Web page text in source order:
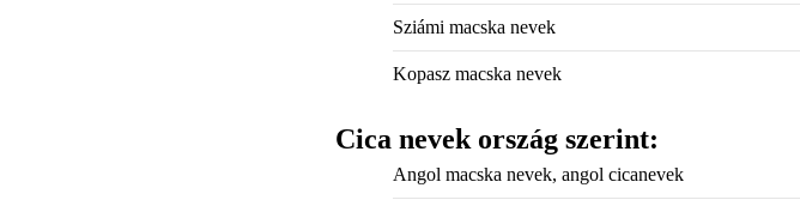
Sziámi macska nevek
Kopasz macska nevek
Cica nevek ország szerint:
Angol macska nevek, angol cicanevek